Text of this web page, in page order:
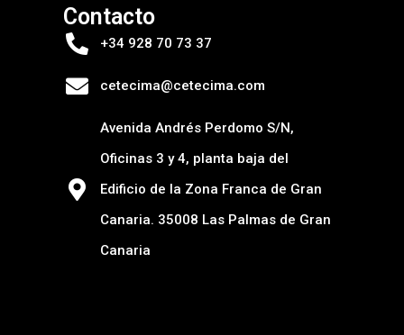
Contacto
+34 928 70 73 37
cetecima@cetecima.com
Avenida Andrés Perdomo S/N,
Oficinas 3 y 4, planta baja del
Edificio de la Zona Franca de Gran
Canaria. 35008 Las Palmas de Gran
Canaria